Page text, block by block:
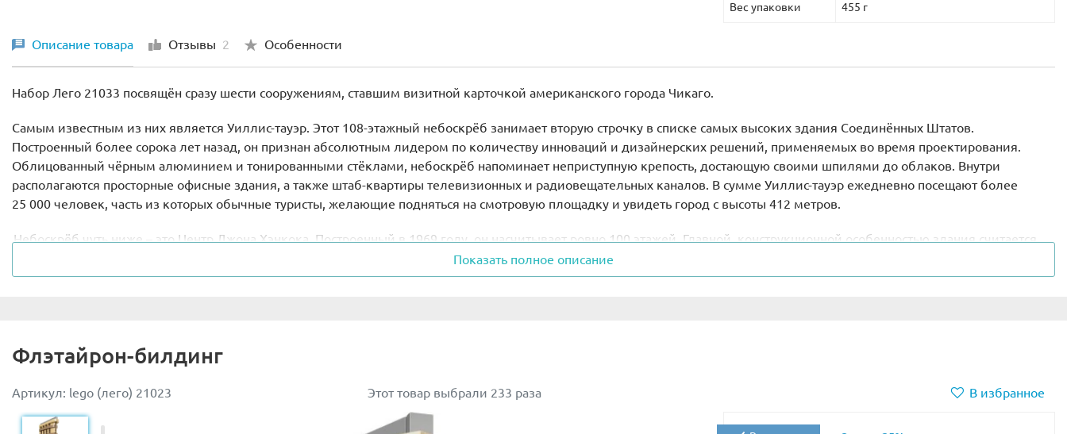
Вес упаковки 455 г
Описание товара Отзывы 2 Особенности
Набор Лего 21033 посвящён сразу шести сооружениям, ставшим визитной карточкой американского города Чикаго.
Самым известным из них является Уиллис-тауэр. Этот 108-этажный небоскрёб занимает вторую строчку в списке самых высоких здания Соединённых Штатов.
Построенный более сорока лет назад, он признан абсолютным лидером по количеству инноваций и дизайнерских решений, применяемых во время проектирования.
Облицованный чёрным алюминием и тонированными стёклами, небоскрёб напоминает неприступную крепость, достающую своими шпилями до облаков. Внутри
располагаются просторные офисные здания, а также штаб-квартиры телевизионных и радиовещательных каналов. В сумме Уиллис-тауэр ежедневно посещают более
25 000 человек, часть из которых обычные туристы, желающие подняться на смотровую площадку и увидеть город с высоты 412 метров.
Небоскрёб чуть ниже – это Центр Джона Хэнкока. Построенный в 1969 году, он насчитывает ровно 100 этажей. Главной конструкционной особенностью здания считается
отсутствие внутренней центральной части, что делает всю постройку пустотелой, напоминающей глубокий колодец. У небоскрёба есть системное разделение на уровни.
Так внизу располагаются магазины и парковки, после них идут офисы, а над ними возвышаются апартаменты с панорамными видами. Кроме того Центр Джона Хэнкока
красный фасад никого не оставляет равнодушным. За свой внешний вид он получил прозвище Big Red, что можно перевести как Красный Великан, и это - абсолютная
правда. На всех панорамных снимках он эффектно выделяется на фоне остальных построек, что очень нравится туристам, знакомящимся с архитектурой города.
Завершает череду небоскрёбов Ригли Билдинг, больше известный, как штаб-квартира производителя жевательной резинки Wrigley’s Spearmint. Построенный почти 100
лет назад, небоскрёб долгие годы носил звание крупнейшего офисного здания в Чикаго. Его высота составляет 130 метров, что на момент возведения считалось
Показать полное описание
Флэтайрон-билдинг
Артикул: lego (лего) 21023 Этот товар выбрали 233 раза В избранное